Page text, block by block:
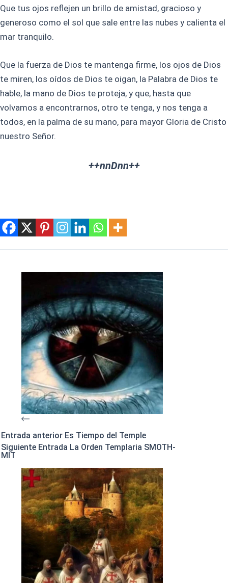
Que tus ojos reflejen un brillo de amistad, gracioso y
generoso como el sol que sale entre las nubes y calienta el
mar tranquilo.
Que la fuerza de Dios te mantenga firme, los ojos de Dios
te miren, los oídos de Dios te oigan, la Palabra de Dios te
hable, la mano de Dios te proteja, y que, hasta que
volvamos a encontrarnos, otro te tenga, y nos tenga a
todos, en la palma de su mano, para mayor Gloria de Cristo
nuestro Señor.
++nnDnn++
Entrada anterior Es Tiempo del Temple
Siguiente Entrada La Orden Templaria SMOTH-
MIT